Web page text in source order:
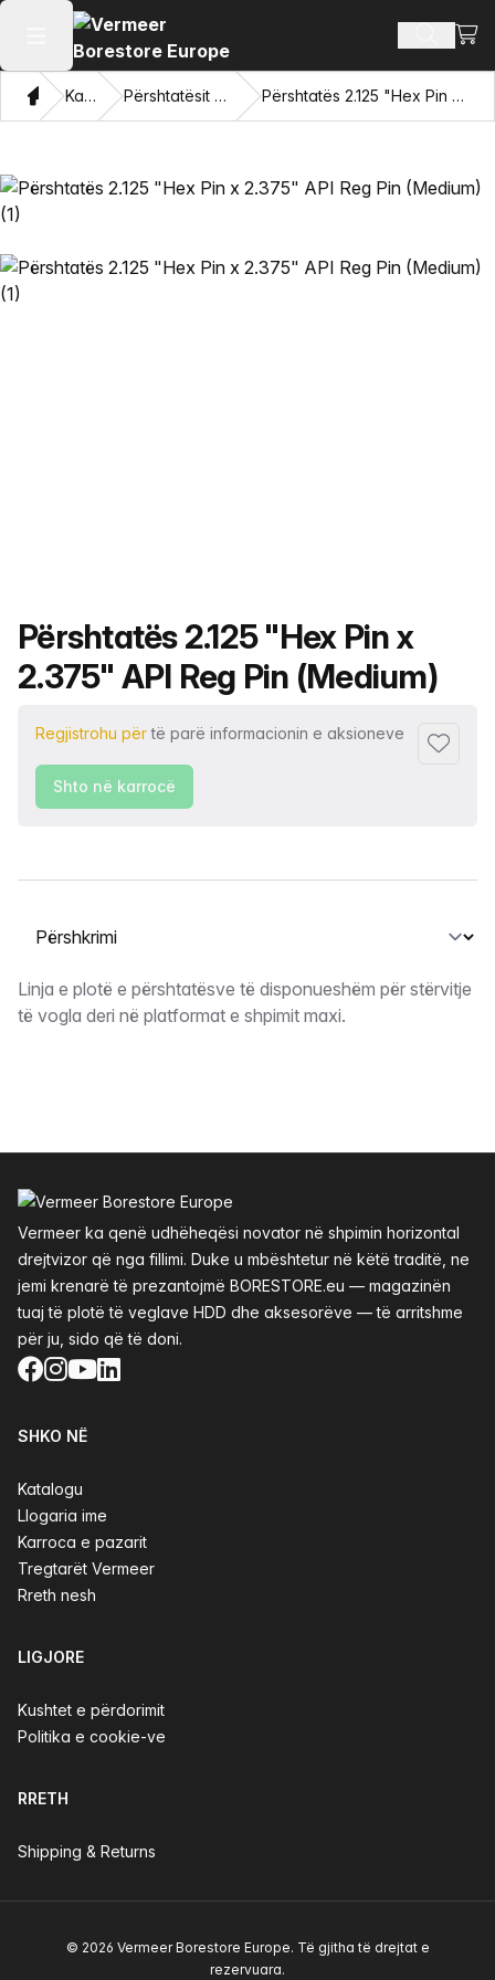
Hap menunë kryesore
ShqipKatalogu Përshtatësit dhe sytë tërheqës Përshtatës 2.125 "Hex Pin x 2.375" API Reg Pin (Medium)
Emri i produktit
Përshtatës 2.125 "Hex Pin x
2.375" API Reg Pin (Medium)
Regjistrohu përtë parë informacionin e aksioneve
Shto
Shto në karrocë
Zgjidh një skedë
Përshkrimi
Linja e plotë e përshtatësve të disponueshëm për stërvitje
të vogla deri në platformat e shpimit maxi.
Vermeer ka qenë udhëheqësi novator në shpimin horizontal
drejtvizor që nga fillimi. Duke u mbështetur në këtë traditë, ne
jemi krenarë të prezantojmë BORESTORE.eu — magazinën
tuaj të plotë të veglave HDD dhe aksesorëve — të arritshme
për ju, sido që të doni.
Facebook
Instagram
YouTube
LinkedIn
SHKO NË
Katalogu
Llogaria ime
Karroca e pazarit
Tregtarët Vermeer
Rreth nesh
LIGJORE
Kushtet e përdorimit
Politika e cookie-ve
RRETH
Shipping & Returns
© 2026 Vermeer Borestore Europe. Të gjitha të drejtat e
rezervuara.